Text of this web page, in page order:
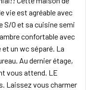
vie est agréable avec
S/O et sa cuisine semi
confortable avec
et un wc séparé. La
Au dernier étage,
vous attend. LE
Laissez vous charmer